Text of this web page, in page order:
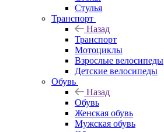
Стулья
Транспорт
Назад
Транспорт
Мотоциклы
Взрослые велосипеды
Детские велосипеды
Обувь
Назад
Обувь
Женская обувь
Мужская обувь